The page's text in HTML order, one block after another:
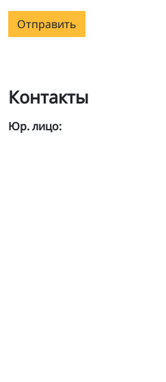
Отправить
Контакты
Юр. лицо: